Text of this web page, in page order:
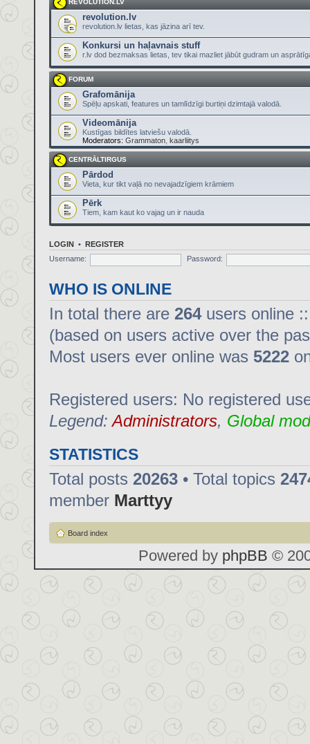
revolution.lv
revolution.lv lietas, kas jāzina arī tev.
Konkursi un haļavnais stuff
r.lv dod bezmaksas lietas, tev tikai mazliet jābūt gudram un
FORUM
Grafomānija
Spēļu apskati, features un tamlīdzīgi burtiņi dzimtajā valodā.
Videomānija
Kustīgas bildītes latviešu valodā.
Moderators: Grammaton kaarliitys
CENTRĀLTIRGUS
Pārdod
Vieta, kur tikt vaļā no nevajadzīgiem krāmiem
Pērk
Tiem, kam kaut ko vajag un ir nauda
LOGIN • REGISTER
Username:
Password:
WHO IS ONLINE
In total there are 264users online
(based on users active over the
Most users ever online was 5222
Registered users: No registered
Legend:Administrators, Global
STATISTICS
Total posts 20263 • Total topics
member Marttyy
Board index
Powered by phpBB ©